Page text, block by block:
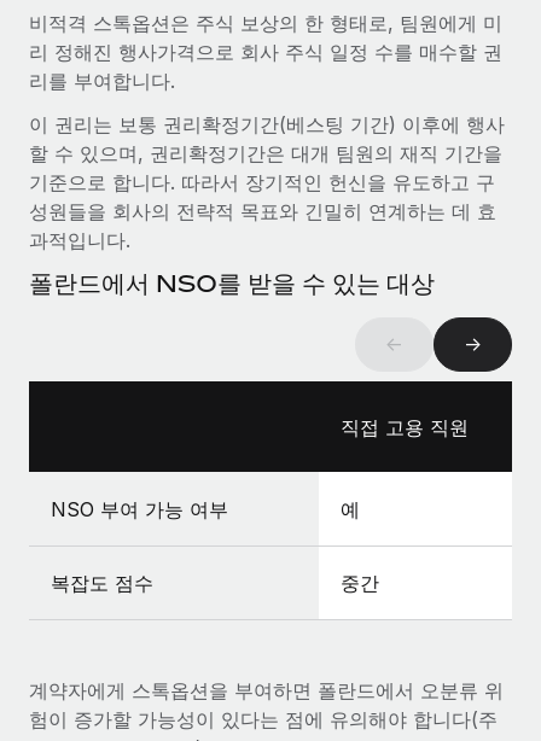
법인 설립
법인 설립을 빠르고 준법적으로 지원
글로벌 인재 이동 및 전근
직원 해외 이전을 간편하게 처리
복리후생
손쉬운 직원 복리후생 관리
자세히 알아보기
트너십을 맺은 Reverse Tech
Reverse Tech 한눈에 보기 건강 및 웰니스 스타트업인 Reverse
Tech는 Remote와 파트너십을 맺고 글로벌 계약직 인력 및 미국
급여 관리를 통해 국제 노동법...
자세히 알아보기
계약자 관리
세금
블로그 둘러보기
블로그
Remote 제품 관련 소식: Gusto 및 Xero와의 통합과
Remote의 사명은 모든 규모의 기업이 전 세계 어디서든 업무에 가
장 적합 사람을 찾아 채용 및 관리하고 급여를 지급하도록 돕는 것
비디오 콘텐츠를 활용한 마케팅이 계속해서 인기를 끌면서, 기업들
에게는 흥미롭고 전문적인 비디오 제작이 어느 때보다 중요해졌습
자세히 알아보기
비적격 스톡옵션은 주식 보상의 한 형태로, 팀원에게 미
리 정해진 행사가격으로 회사 주식 일정 수를 매수할 권
리를 부여합니다.
이 권리는 보통 권리확정기간(베스팅 기간) 이후에 행사
할 수 있으며, 권리확정기간은 대개 팀원의 재직 기간을
기준으로 합니다. 따라서 장기적인 헌신을 유도하고 구
성원들을 회사의 전략적 목표와 긴밀히 연계하는 데 효
과적입니다.
폴란드에서 NSO를 받을 수 있는 대상
← →
직접 고용 직원
NSO 부여 가능 여부 예
복잡도 점수 중간
계약자에게 스톡옵션을 부여하면 폴란드에서 오분류 위
험이 증가할 가능성이 있다는 점에 유의해야 합니다(주